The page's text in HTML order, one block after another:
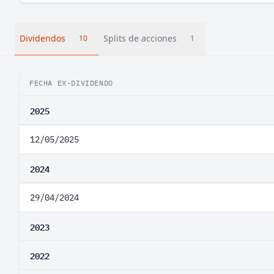
Dividendos 10 Splits de acciones 1
FECHA EX-DIVIDENDO
2025
12/05/2025
2024
29/04/2024
2023
2022